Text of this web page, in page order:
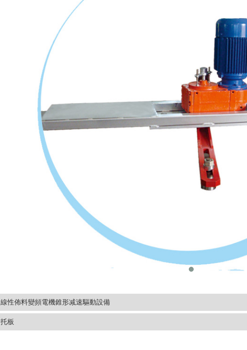
線性佈料變頻電機錐形减速驅動設備
托板